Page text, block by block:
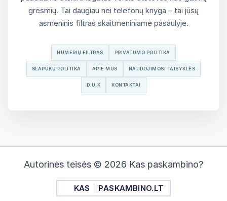
grėsmių. Tai daugiau nei telefonų knyga – tai jūsų
asmeninis filtras skaitmeniniame pasaulyje.
NUMERIŲ FILTRAS PRIVATUMO POLITIKA
SLAPUKŲ POLITIKA APIE MUS NAUDOJIMOSI TAISYKLĖS
D.U.K KONTAKTAI
Autorinės teisės © 2026 Kas paskambino?
KAS PASKAMBINO.LT